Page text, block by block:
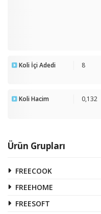
Ürün Grupları
FREECOOK
FREEHOME
FREESOFT
Koli İçi Adedi 8
Koli Hacim 0,132